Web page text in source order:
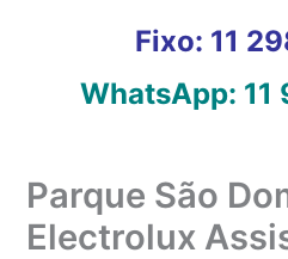
Fixo: 11
WhatsApp: 11
Parque São
Electrolux